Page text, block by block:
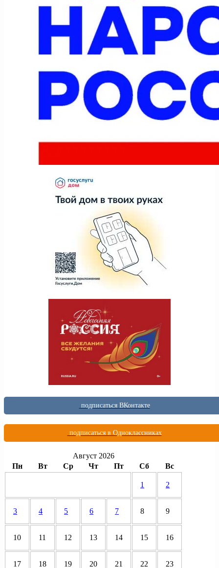
подписаться ВКонтакте
подписаться в Одноклассниках
Август 2026
Пн
Вт Ср Чт Пт Сб Вс
1 2
3 4 5 6 7 8 9
10 11 12 13 14 15 16
17 18 19 20 21 22 23